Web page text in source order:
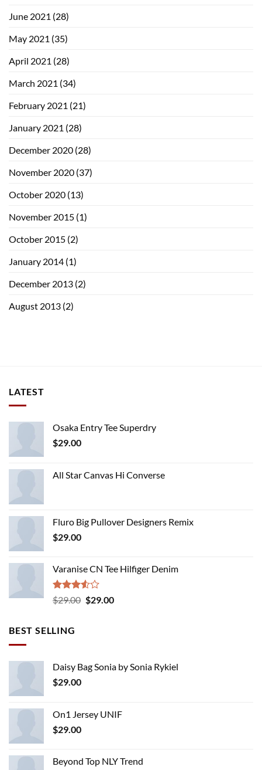
June 2021 (28)
May 2021 (35)
April 2021 (28)
March 2021 (34)
February 2021 (21)
January 2021 (28)
December 2020 (28)
November 2020 (37)
October 2020 (13)
November 2015 (1)
October 2015 (2)
January 2014 (1)
December 2013 (2)
August 2013 (2)
LATEST
Osaka Entry Tee Superdry
$29.00
All Star Canvas Hi Converse
Fluro Big Pullover Designers Remix
$29.00
Varanise CN Tee Hilfiger Denim
Rated
3.50
$29.00 Original
$29.00Current
BEST SELLING
Daisy Bag Sonia by Sonia Rykiel
$29.00
On1 Jersey UNIF
$29.00
Beyond Top NLY Trend